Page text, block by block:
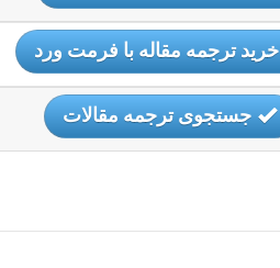
خرید ترجمه مقاله با فرمت ورد
جستجوی ترجمه مقالات